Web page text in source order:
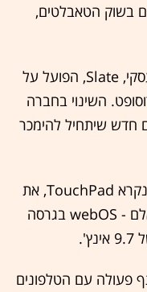
בשוק הטאבלטים,
ל-HP יש היום כבר טאבלט לשוק העסקי, Slate, הפועל על
7 של מיקרוסופט. השינוי בחברה
חדש שיתחיל להימכר
HP שילבה בטאבלט החדש שלה, הנקרא TouchPad, את
מערכת ההפעלה המשודרגת של פאלם - webOS בגרסה
פעולה עם הטלפונים